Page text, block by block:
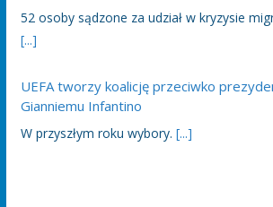
52 osoby sądzone za udział w kryzysie
[...]
UEFA tworzy koalicję przeciwko
Gianniemu Infantino
W przyszłym roku wybory. [...]